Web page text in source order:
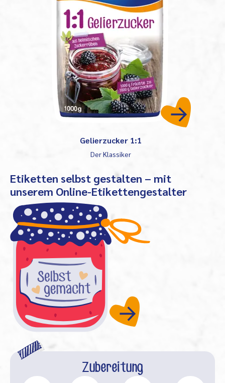
Gelierzucker 1:1
Der Klassiker
Etiketten selbst gestalten – mit
unserem Online-Etikettengestalter
Zubereitung